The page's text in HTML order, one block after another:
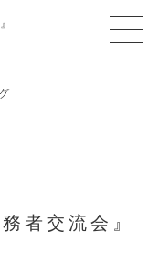
者交流会』